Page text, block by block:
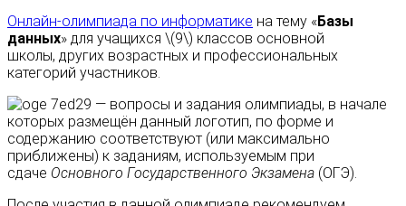
Онлайн-олимпиада по информатике на тему «Базы
данных» для учащихся \(9\) классов основной
школы, других возрастных и профессиональных
категорий участников.
— вопросы и задания олимпиады, в начале
которых размещён данный логотип, по форме и
содержанию соответствуют (или максимально
приближены) к заданиям, используемым при
сдаче Основного Государственного Экзамена (ОГЭ).